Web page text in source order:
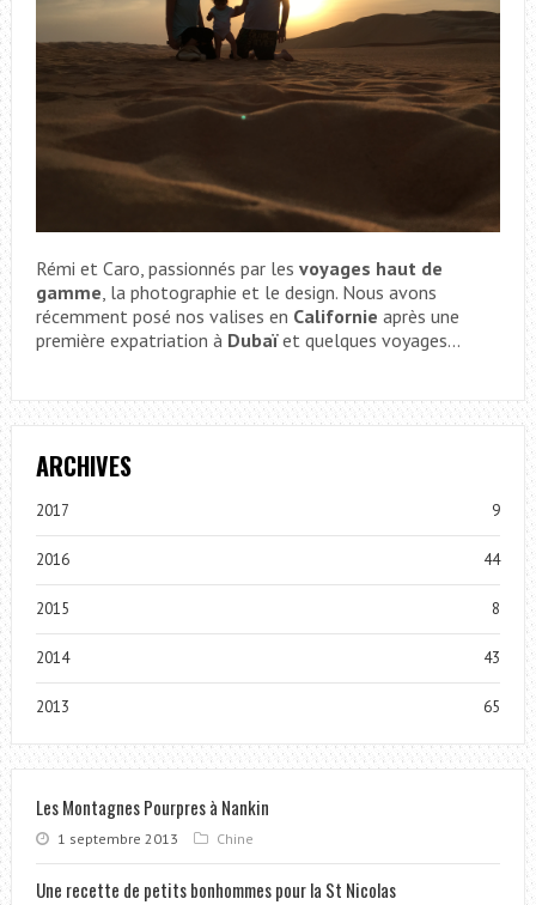
Rémi et Caro, passionnés par les voyages haut de
gamme, la photographie et le design. Nous avons
récemment posé nos valises en Californie après une
première expatriation à Dubaïet quelques voyages...
ARCHIVES
2017 9
2016 44
2015 8
2014 43
2013 65
Les Montagnes Pourpres à Nankin
1 septembre 2013 Chine
Une recette de petits bonhommes pour la St Nicolas